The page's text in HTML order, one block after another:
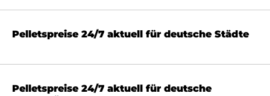
Pelletspreise 24/7 aktuell für deutsche Städte
Pelletspreise 24/7 aktuell für deutsche